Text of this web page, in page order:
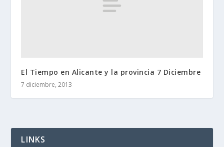
El Tiempo en Alicante y la provincia 7 Diciembre
7 diciembre, 2013
LINKS